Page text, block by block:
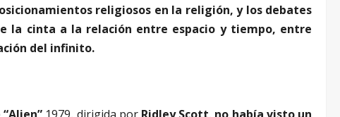
religiosos en la religión, y los debates
la cinta a la relación entre espacio y tiempo, entre
del infinito.